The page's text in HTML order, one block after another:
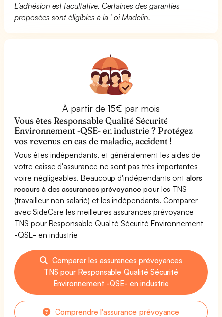
L’adhésion est facultative. Certaines des garanties
proposées sont éligibles à la Loi Madelin.
À partir de 15€ par mois
Vous êtes Responsable Qualité Sécurité
Environnement -QSE- en industrie ? Protégez
vos revenus en cas de maladie, accident !
Vous êtes indépendants, et généralement les aides de
votre caisse d'assurance ne sont pas très importantes
voire négligeables. Beaucoup d'indépendants ontalors
recours à des assurances prévoyance pour les TNS
(travailleur non salarié) et les indépendants. Comparer
avec SideCare les meilleures assurances prévoyance
TNS pour Responsable Qualité Sécurité Environnement
-QSE- en industrie
Comparer les assurances prévoyances
TNS pour Responsable Qualité Sécurité
Environnement -QSE- en industrie
Comprendre l'assurance prévoyance